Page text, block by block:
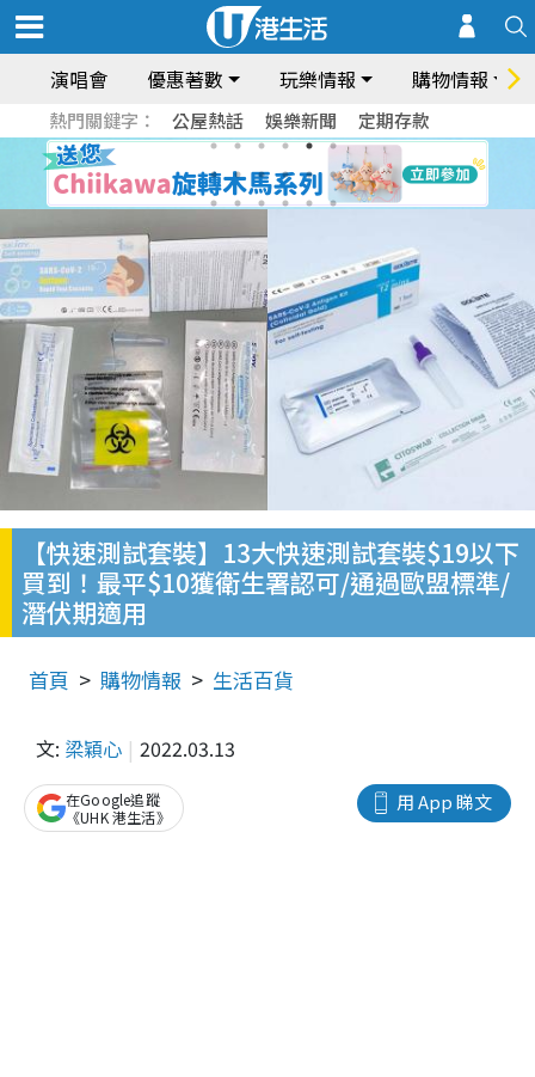
演唱會 優惠著數 玩樂情報 購物情報
熱門關鍵字： 公屋熱話 娛樂新聞 定期存款
【快速測試套裝】13大快速測試套裝$19以下
買到！最平$10獲衛生署認可/通過歐盟標準/
潛伏期適用
首頁 購物情報 生活百貨
文: 梁穎心 2022.03.13
用 App 睇文
在Google追蹤
《UHK 港生活》